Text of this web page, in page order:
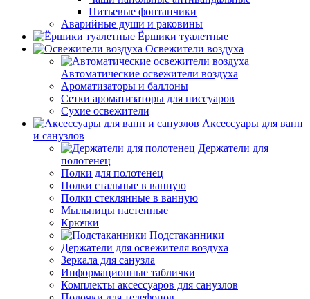
Питьевые фонтанчики
Аварийные души и раковины
Ёршики туалетные
Освежители воздуха
Автоматические освежители воздуха
Ароматизаторы и баллоны
Сетки ароматизаторы для писсуаров
Сухие освежители
Аксессуары для ванн
и санузлов
Держатели для
полотенец
Полки для полотенец
Полки стальные в ванную
Полки стеклянные в ванную
Мыльницы настенные
Крючки
Подстаканники
Держатели для освежителя воздуха
Зеркала для санузла
Информационные таблички
Комплекты аксессуаров для санузлов